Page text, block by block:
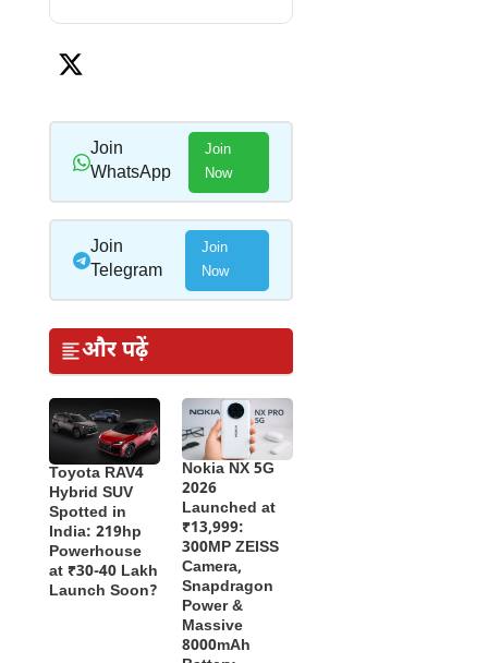
Join
WhatsApp
Join
Now
Join
Telegram
Join
Now
और पढ़ें
Toyota RAV4
Hybrid SUV
Spotted in
India: 219hp
Powerhouse
at ₹30-40 Lakh
Launch Soon?
Nokia NX 5G
2026
Launched at
₹13,999:
300MP ZEISS
Camera,
Snapdragon
Power &
Massive
8000mAh